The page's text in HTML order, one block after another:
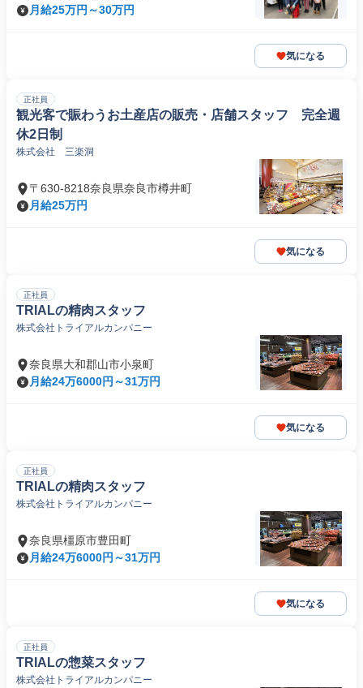
月給25万円～30万円
気になる
正社員
観光客で賑わうお土産店の販売・店舗スタッフ 完全週
休2日制
株式会社 三楽洞
〒630-8218奈良県奈良市樽井町
月給25万円
気になる
正社員
TRIALの精肉スタッフ
株式会社トライアルカンパニー
奈良県大和郡山市小泉町
月給24万6000円～31万円
気になる
正社員
TRIALの精肉スタッフ
株式会社トライアルカンパニー
奈良県橿原市豊田町
月給24万6000円～31万円
気になる
正社員
TRIALの惣菜スタッフ
株式会社トライアルカンパニー